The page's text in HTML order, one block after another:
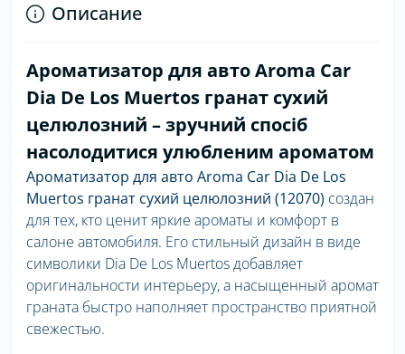
Описание
Ароматизатор для авто Aroma Car
Dia De Los Muertos гранат сухий
целюлозний – зручний спосіб
насолодитися улюбленим ароматом
Ароматизатор для авто Aroma Car Dia De Los
Muertos гранат сухий целюлозний (12070) создан
для тех, кто ценит яркие ароматы и комфорт в
салоне автомобиля. Его стильный дизайн в виде
символики Dia De Los Muertos добавляет
оригинальности интерьеру, а насыщенный аромат
граната быстро наполняет пространство приятной
свежестью.